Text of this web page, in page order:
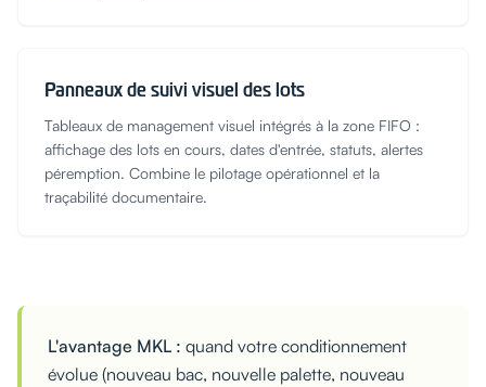
Panneaux de suivi visuel des lots
Tableaux de management visuel intégrés à la zone FIFO :
affichage des lots en cours, dates d'entrée, statuts, alertes
péremption. Combine le pilotage opérationnel et la
traçabilité documentaire.
L'avantage MKL : quand votre conditionnement
évolue (nouveau bac, nouvelle palette, nouveau